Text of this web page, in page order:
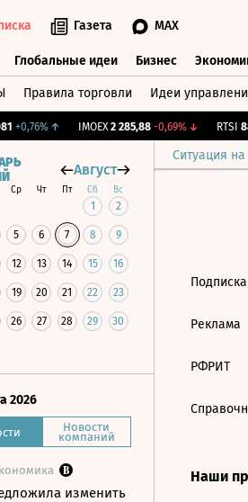
Газета MAX
Глобальные идеи Бизнес
Правила торговли Идеи
+0,76%↑ IMOEX 2 285,88 -0,69%↓ RTSI
Ситуация
Август
Ср Чт Пт Сб Вс
1 2
5 6 7 8 9
12 13 14 15 16
19 20 21 22 23
26 27 28 29 30
2026
Новости
компаний
изменить
Подписка
Реклама
РФРИТ
Наши